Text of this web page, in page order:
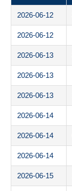
2026-06-12
2026-06-12
2026-06-13
2026-06-13
2026-06-13
2026-06-14
2026-06-14
2026-06-14
2026-06-15